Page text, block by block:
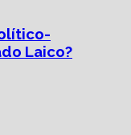
Laico?